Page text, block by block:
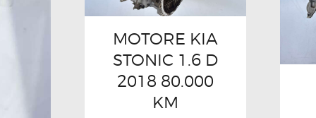
MOTORE KIA
STONIC 1.6 D
2018 80.000
KM